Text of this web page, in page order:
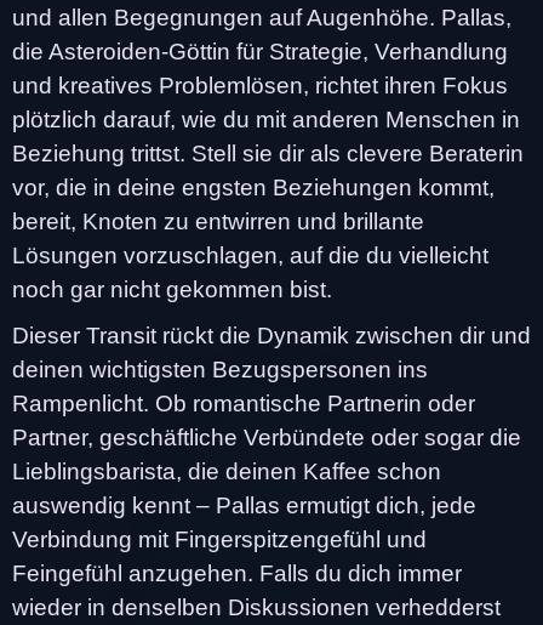
und allen Begegnungen auf Augenhöhe. Pallas,
die Asteroiden-Göttin für Strategie, Verhandlung
und kreatives Problemlösen, richtet ihren Fokus
plötzlich darauf, wie du mit anderen Menschen in
Beziehung trittst. Stell sie dir als clevere Beraterin
vor, die in deine engsten Beziehungen kommt,
bereit, Knoten zu entwirren und brillante
Lösungen vorzuschlagen, auf die du vielleicht
noch gar nicht gekommen bist.
Dieser Transit rückt die Dynamik zwischen dir und
deinen wichtigsten Bezugspersonen ins
Rampenlicht. Ob romantische Partnerin oder
Partner, geschäftliche Verbündete oder sogar die
Lieblingsbarista, die deinen Kaffee schon
auswendig kennt – Pallas ermutigt dich, jede
Verbindung mit Fingerspitzengefühl und
Feingefühl anzugehen. Falls du dich immer
wieder in denselben Diskussionen verhedderst